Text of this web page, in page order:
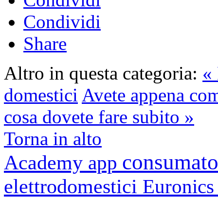
Condividi
Share
Altro in questa categoria: «
domestici Avete appena
cosa dovete fare subito »
Torna in alto
Academy app
elettrodomestici